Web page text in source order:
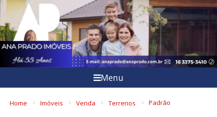
Menu
Home Imóveis Venda Terrenos Padrão